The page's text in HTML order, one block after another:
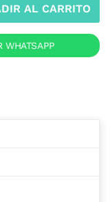
AL CARRITO
WHATSAPP